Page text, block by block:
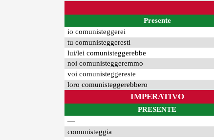
Presente
io comunisteggerei
tu comunisteggeresti
lui/lei comunisteggerebbe
noi comunisteggeremmo
voi comunisteggereste
loro comunisteggerebbero
IMPERATIVO
PRESENTE
—
comunisteggia